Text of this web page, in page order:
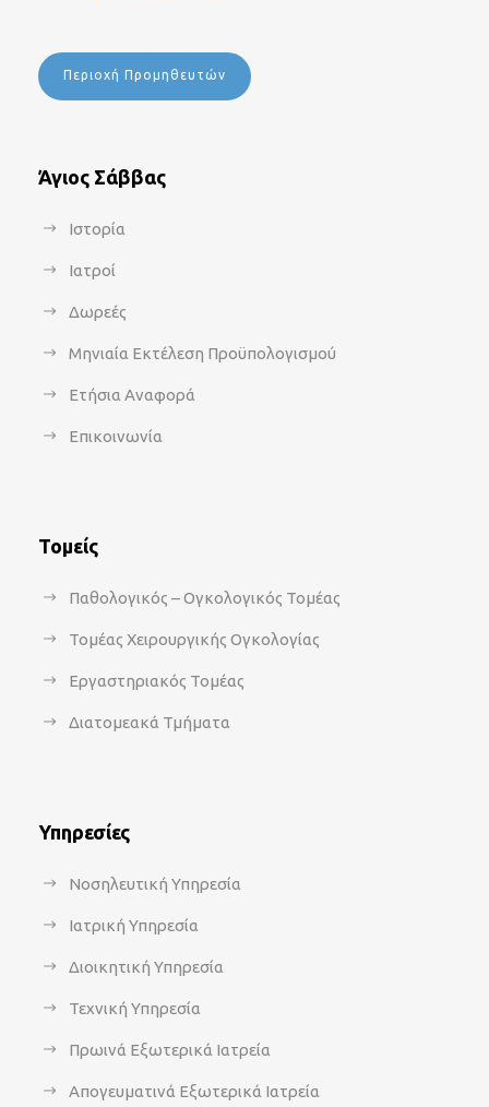
Περιοχή Προμηθευτών
Άγιος Σάββας
Ιστορία
Ιατροί
Δωρεές
Μηνιαία Εκτέλεση Προϋπολογισμού
Ετήσια Αναφορά
Επικοινωνία
Τομείς
Παθολογικός – Ογκολογικός Τομέας
Τομέας Χειρουργικής Ογκολογίας
Εργαστηριακός Τομέας
Διατομεακά Τμήματα
Υπηρεσίες
Νοσηλευτική Υπηρεσία
Ιατρική Υπηρεσία
Διοικητική Υπηρεσία
Τεχνική Υπηρεσία
Πρωινά Εξωτερικά Ιατρεία
Απογευματινά Εξωτερικά Ιατρεία